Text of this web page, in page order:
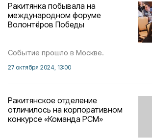
Ракитянка побывала на
международном форуме
Волонтёров Победы
Событие прошло в Москве.
27 октября 2024, 13:00
Ракитянское отделение
отличилось на корпоративном
конкурсе «Команда РСМ»